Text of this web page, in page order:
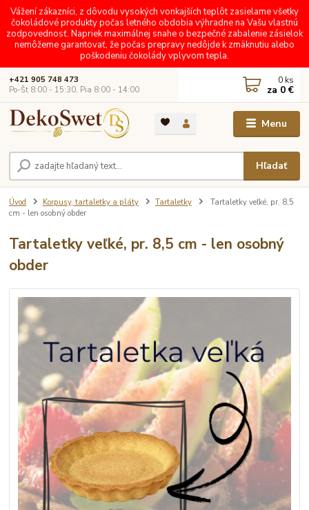
Vážení zákazníci, z dôvodu vysokých vonkajších teplôt zasielame všetky
čokoládové produkty počas letného obdobia výhradne na Vašu vlastnú
zodpovednosť. Napriek maximálnej snahe o bezpečné zabalenie zásielok
nemôžeme garantovať, že počas prepravy nedôjde k zmäknutiu alebo
poškodeniu čokolády vplyvom tepla.
Menu
Hľadať
+421 905 748 473
Po-Št 8:00 - 15:30, Pia 8:00 - 14:00
0 ks
za 0 €
Úvod Korpusy, tartaletky a pláty Tartaletky
Tartaletky veľké, pr. 8,5
cm - len osobný obder
Tartaletky veľké, pr. 8,5 cm - len osobný
obder